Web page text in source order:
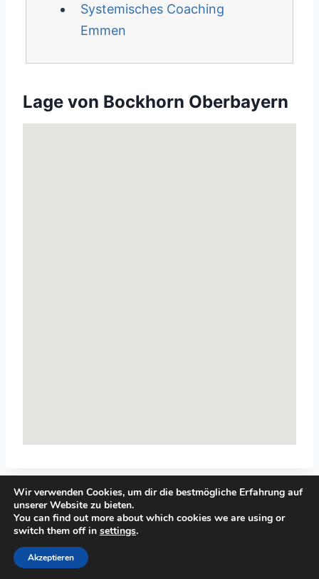
Systemisches Coaching
Emmen
Lage von Bockhorn Oberbayern
© 2026 Top-Systemisches-Coaching.de
Wir verwenden Cookies, um dir die bestmögliche Erfahrung auf
unserer Website zu bieten.
You can find out more about which cookies we are using or
switch them off in settings.
Akzeptieren